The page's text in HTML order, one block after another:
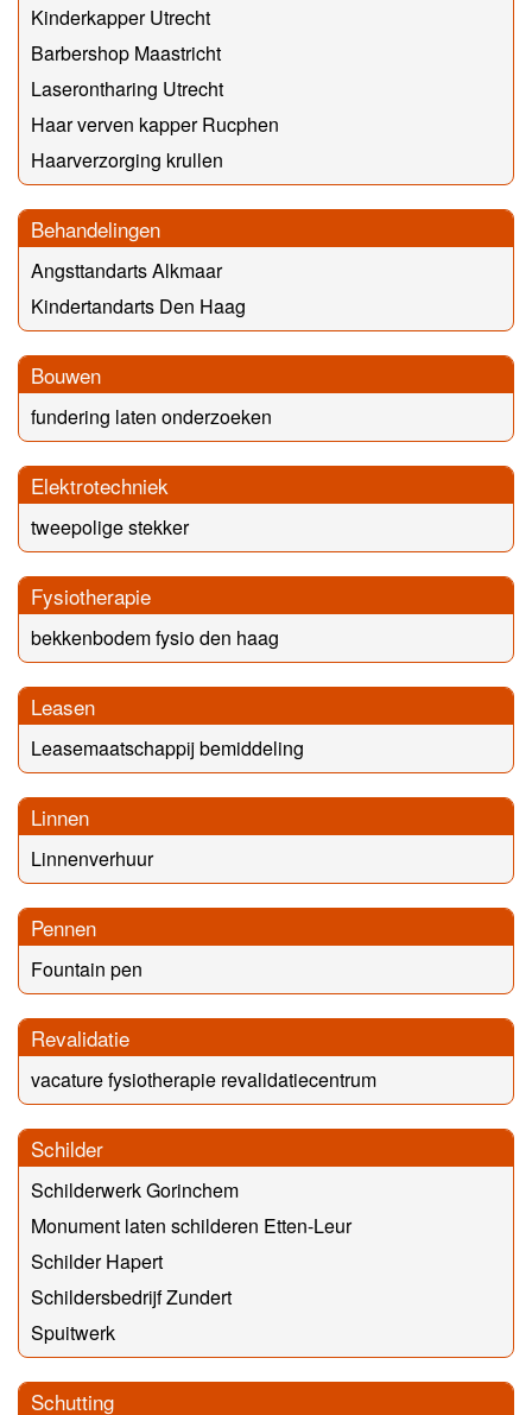
Kinderkapper Utrecht
Barbershop Maastricht
Laserontharing Utrecht
Haar verven kapper Rucphen
Haarverzorging krullen
Behandelingen
Angsttandarts Alkmaar
Kindertandarts Den Haag
Bouwen
fundering laten onderzoeken
Elektrotechniek
tweepolige stekker
Fysiotherapie
bekkenbodem fysio den haag
Leasen
Leasemaatschappij bemiddeling
Linnen
Linnenverhuur
Pennen
Fountain pen
Revalidatie
vacature fysiotherapie revalidatiecentrum
Schilder
Schilderwerk Gorinchem
Monument laten schilderen Etten-Leur
Schilder Hapert
Schildersbedrijf Zundert
Spuitwerk
Schutting